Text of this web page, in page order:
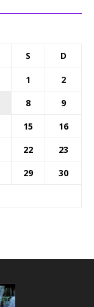
S D
1
2
8
9
15
16
22
23
29
30